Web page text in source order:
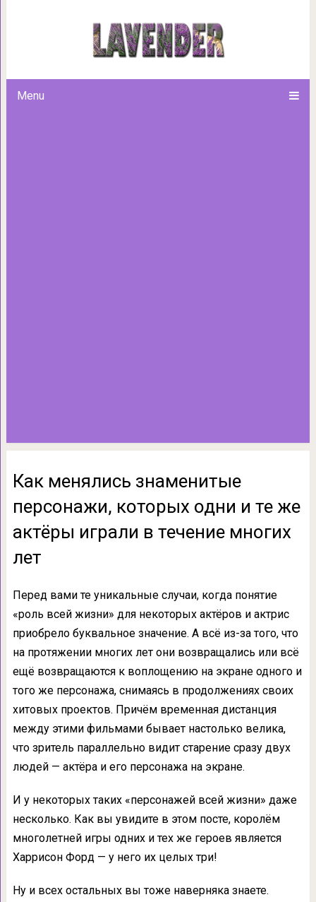
Menu
Как менялись знаменитые
же актёры играли в
Как менялись знаменитые
персонажи, которых одни и те же
актёры играли в течение многих
лет
Перед вами те уникальные случаи, когда понятие
«роль всей жизни» для некоторых актёров и актрис
приобрело буквальное значение. А всё из-за того, что
на протяжении многих лет они возвращались или всё
ещё возвращаются к воплощению на экране одного и
того же персонажа, снимаясь в продолжениях своих
хитовых проектов. Причём временная дистанция
между этими фильмами бывает настолько велика,
что зритель параллельно видит старение сразу двух
людей — актёра и его персонажа на экране.
И у некоторых таких «персонажей всей жизни» даже
несколько. Как вы увидите в этом посте, королём
многолетней игры одних и тех же героев является
Харрисон Форд — у него их целых три!
Ну и всех остальных вы тоже наверняка знаете.